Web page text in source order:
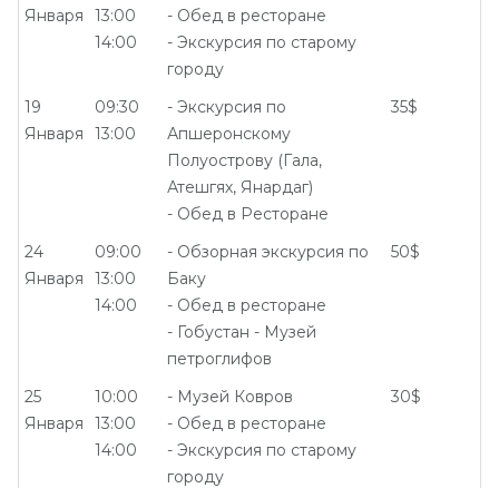
Января
13:00
14:00
- Обед в ресторане
- Экскурсия по старому
городу
19
Января
09:30
13:00
- Экскурсия по
Апшеронскому
Полуострову (Гала,
Атешгях, Янардаг)
- Обед в Ресторане
35$
24
Января
09:00
13:00
14:00
- Обзорная экскурсия по
Баку
- Обед в ресторане
- Гобустан - Музей
петроглифов
50$
25
Января
10:00
13:00
14:00
- Музей Ковров
- Обед в ресторане
- Экскурсия по старому
городу
30$